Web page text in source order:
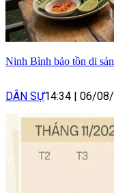
Ninh Bình bảo tồn di
DÂN SỰ14:34 | 06/